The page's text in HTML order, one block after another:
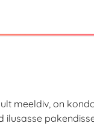
meeldiv, on